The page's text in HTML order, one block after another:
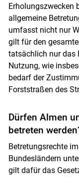
Erholungszwecken
allgemeine
umfasst nicht nur
gilt für den
tatsächlich nur das
Nutzung, wie
bedarf der
Forststraßen des
Dürfen Almen
betreten
Betretungsrechte
Bundesländern
gilt dafür das